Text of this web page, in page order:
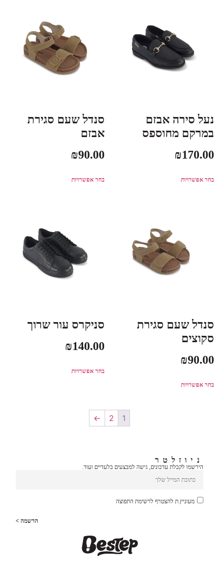
נעל סירה אבזם
במרקם מחוספס
₪170.00
בחר אפשרויות
סנדל שעם סגירת
אבזם
₪90.00
בחר אפשרויות
סנדל שעם סגירת
סקוצים
₪90.00
בחר אפשרויות
סניקרס עור שרוך
₪140.00
בחר אפשרויות
1
2
←
ניוזלטר
הירשמו לקבלת עדכונים, גישה למבצעים בלעדיים ועוד.
מעוניין.ת להצטרף לרשימת התפוצה
הרשמה >